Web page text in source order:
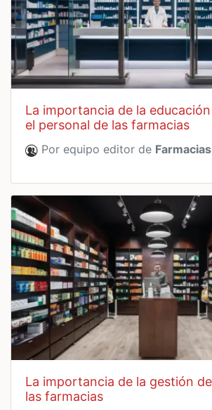
la importancia de la educación continua en
el personal de las farmacias
Por equipo editor de Farmacias
la importancia de la gestión de residuos en
las farmacias